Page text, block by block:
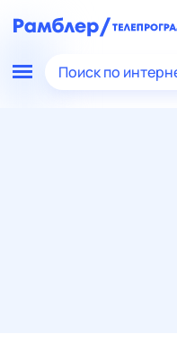
Поиск по